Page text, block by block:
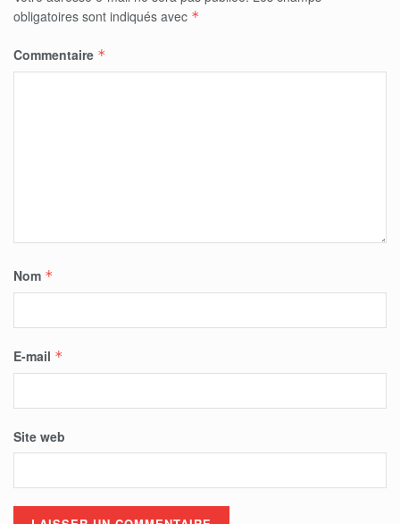
obligatoires sont indiqués avec *
Commentaire *
Nom *
E-mail *
Site web